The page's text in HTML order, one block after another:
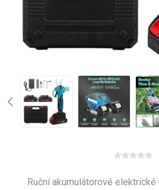
Ruční akumulátorové